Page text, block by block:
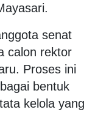
senat
calon rektor
Proses ini
bentuk
kelola yang